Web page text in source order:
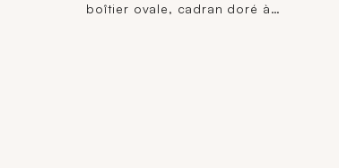
boîtier ovale, cadran doré à